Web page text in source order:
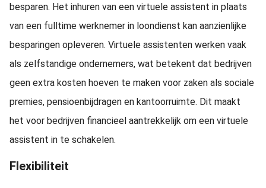
besparen. Het inhuren van een virtuele assistent in plaats
van een fulltime werknemer in loondienst kan aanzienlijke
besparingen opleveren. Virtuele assistenten werken vaak
als zelfstandige ondernemers, wat betekent dat bedrijven
geen extra kosten hoeven te maken voor zaken als sociale
premies, pensioenbijdragen en kantoorruimte. Dit maakt
het voor bedrijven financieel aantrekkelijk om een virtuele
assistent in te schakelen.
Flexibiliteit